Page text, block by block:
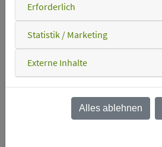
Wertstoffhof Rain
Wertstoffhof Rattenberg
Wertstoffhof Rattiszell
Erforderlich
Statistik / Marketing
Externe Inhalte
Alles ablehnen